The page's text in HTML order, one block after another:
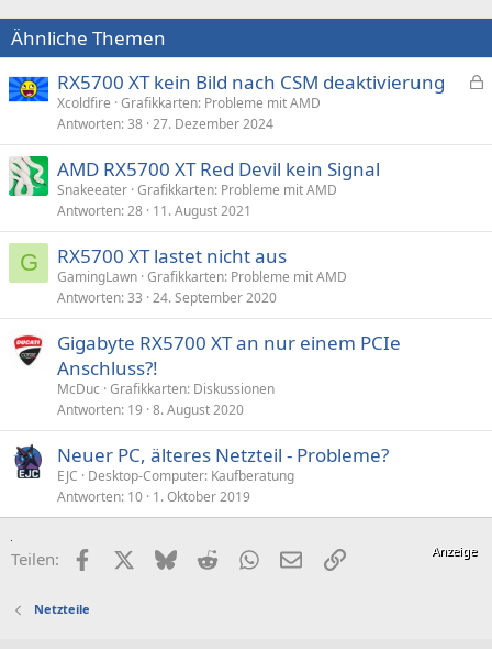
Ähnliche Themen
p
RX5700 XT kein Bild nach CSM deaktivierung
Xcoldfire Grafikkarten: Probleme mit AMD
Antworten 38 27. Dezember 2024
AMD RX5700 XT Red Devil kein Signal
Snakeeater Grafikkarten: Probleme mit AMD
Antworten 28 11. August 2021
G RX5700 XT lastet nicht aus
GamingLawn Grafikkarten: Probleme mit AMD
Antworten 33 24. September 2020
Gigabyte RX5700 XT an nur einem PCIe
Anschluss?!
McDuc Grafikkarten: Diskussionen
Antworten 19 8. August 2020
Neuer PC, älteres Netzteil - Probleme?
EJC
Desktop-Computer: Kaufberatung
Antworten 10 1. Oktober 2019
Teilen: FacebookX (Twitter)
BlueskyRedditWhatsApp
E-MailLink
Netzteile